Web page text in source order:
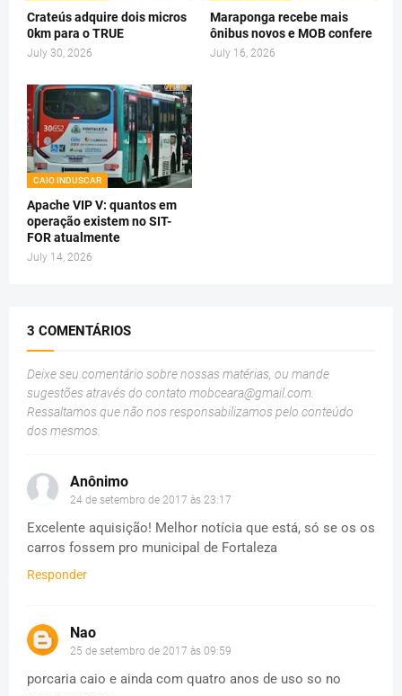
Crateús adquire dois micros
0km para o TRUE
July 30, 2026
Maraponga recebe mais
ônibus novos e MOB confere
July 16, 2026
CAIO INDUSCAR
Apache VIP V: quantos em
operação existem no SIT-
FOR atualmente
July 14, 2026
3 COMENTÁRIOS
Deixe seu comentário sobre nossas matérias, ou mande
sugestões através do contato mobceara@gmail.com.
Ressaltamos que não nos responsabilizamos pelo conteúdo
dos mesmos.
Anônimo
24 de setembro de 2017 às 23:17
Excelente aquisição! Melhor notícia que está, só se os os
carros fossem pro municipal de Fortaleza
Responder
Nao
25 de setembro de 2017 às 09:59
porcaria caio e ainda com quatro anos de uso so no